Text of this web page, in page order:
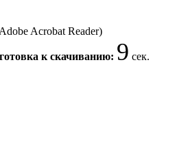
Acrobat Reader)
к скачиванию: 9 сек.